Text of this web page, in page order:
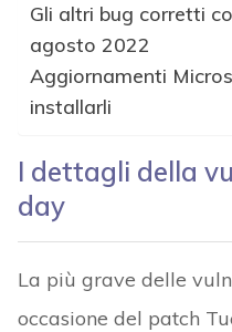
Gli altri bug corretti
agosto 2022
Aggiornamenti
installarli
I dettagli della
day
La più grave delle
occasione del patch